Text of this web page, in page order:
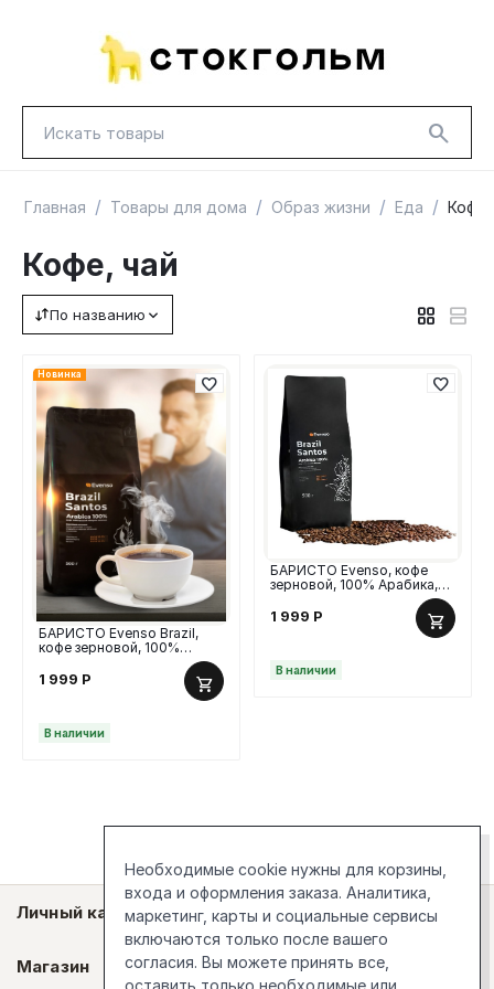
НОВИНКИ
Главная / Товары для дома / Образ жизни / Еда / Кофе,
Кофе, чай
По названию
Новинка
БАРИСТО Evenso Brazil,
кофе зерновой, 100%
1 999 Р
В наличии
БАРИСТО Evenso, кофе
зерновой, 100% Арабика,
1 999 Р
В наличии
Личный кабинет
Магазин
Необходимые cookie нужны для корзины,
входа и оформления заказа. Аналитика,
маркетинг, карты и социальные сервисы
включаются только после вашего
согласия. Вы можете принять все,
оставить только необходимые или